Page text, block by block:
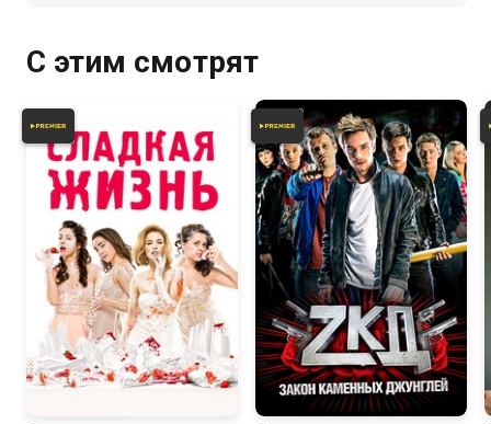
С этим смотрят
7.8 7.0 7.7 6.7